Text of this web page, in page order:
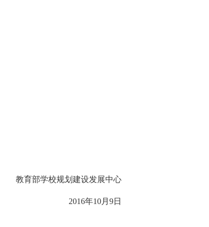
教育部学校规划建设发展中心
2016年10月9日